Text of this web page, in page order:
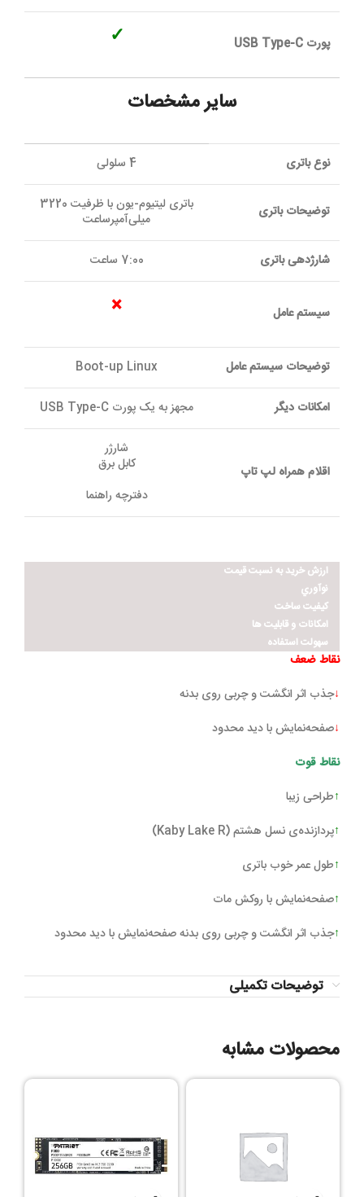
پورت USB Type-C ✓
سایر مشخصات
نوع باتری 4 سلولی
توضیحات باتری باتری لیتیوم-یون با ظرفیت 3220
میلی‌آمپر‌ساعت
شارژدهی باتری 7:00 ساعت
سیستم عامل ×
توضیحات سیستم عامل Boot-up Linux
امکانات دیگر مجهز به یک پورت USB Type-C
اقلام همراه لپ تاپ
شارژر
کابلبرق
دفترچه راهنما
ارزش خريد به نسبت قيمت
نوآوري
کيفيت ساخت
امکانات و قابليت ها
سهولت استفاده
نقاط ضعف
↓جذب اثر انگشت و چربی روی بدنه
↓صفحه‌‌نمایش با دید محدود
نقاط قوت
↑طراحی زیبا
↑پردازنده‌ی نسل هشتم (Kaby Lake R)
↑طول عمر خوب باتری
↑صفحه‌نمایش با روکش مات
↑جذب اثر انگشت و چربی روی بدنه صفحه‌‌نمایش با دید محدود
توضیحات تکمیلی
محصولات مشابه